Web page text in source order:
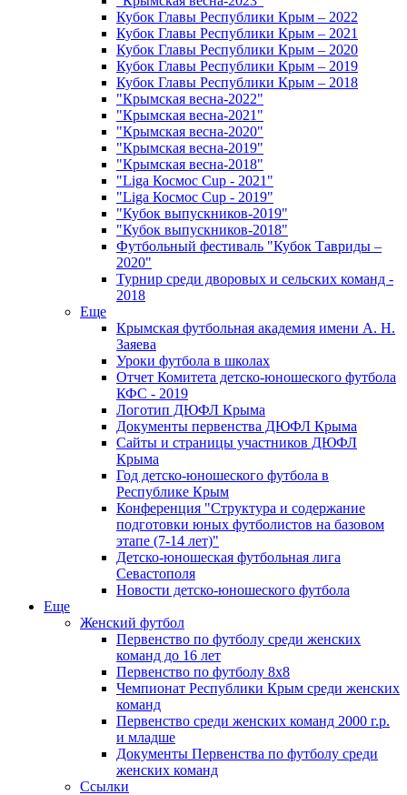
Кубок Главы Республики Крым – 2022
Кубок Главы Республики Крым – 2021
Кубок Главы Республики Крым – 2020
Кубок Главы Республики Крым – 2019
Кубок Главы Республики Крым – 2018
"Крымская весна-2022"
"Крымская весна-2021"
"Крымская весна-2020"
"Крымская весна-2019"
"Крымская весна-2018"
"Liga Космос Cup - 2021"
"Liga Космос Cup - 2019"
"Кубок выпускников-2019"
"Кубок выпускников-2018"
Футбольный фестиваль "Кубок Тавриды –
2020"
Турнир среди дворовых и сельских команд -
2018
Еще
Крымская футбольная академия имени А. Н.
Заяева
Уроки футбола в школах
Отчет Комитета детско-юношеского футбола
КФС - 2019
Логотип ДЮФЛ Крыма
Документы первенства ДЮФЛ Крыма
Сайты и страницы участников ДЮФЛ
Крыма
Год детско-юношеского футбола в
Республике Крым
Конференция "Структура и содержание
подготовки юных футболистов на базовом
этапе (7-14 лет)"
Детско-юношеская футбольная лига
Севастополя
Новости детско-юношеского футбола
Еще
Женский футбол
Первенство по футболу среди женских
команд до 16 лет
Первенство по футболу 8х8
Чемпионат Республики Крым среди женских
команд
Первенство среди женских команд 2000 г.р.
и младше
Документы Первенства по футболу среди
женских команд
Ссылки